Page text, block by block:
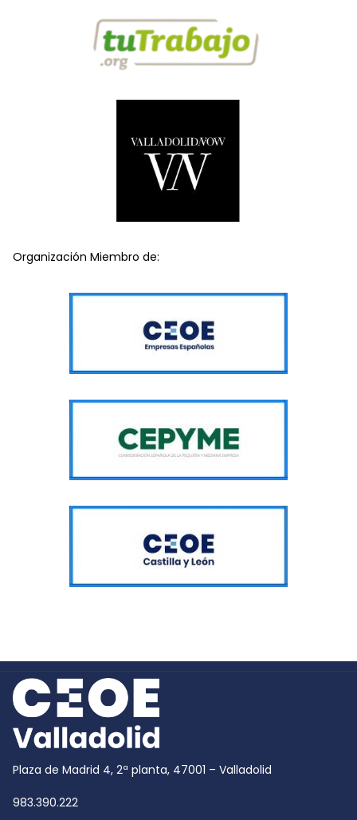
Organización Miembro de:
Plaza de Madrid 4, 2ª planta, 47001 – Valladolid
983.390.222